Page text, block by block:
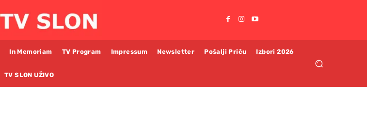
In Memoriam TV Program Impressum Newsletter Pošalji Priču Izbori 2026
TV SLON UŽIVO